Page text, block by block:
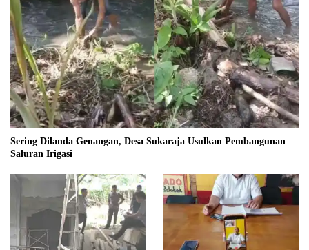
Sering Dilanda Genangan, Desa Sukaraja Usulkan Pembangunan
Saluran Irigasi